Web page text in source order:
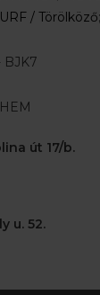
/ Törölköző;
BJK7
út 17/b.
u. 52.